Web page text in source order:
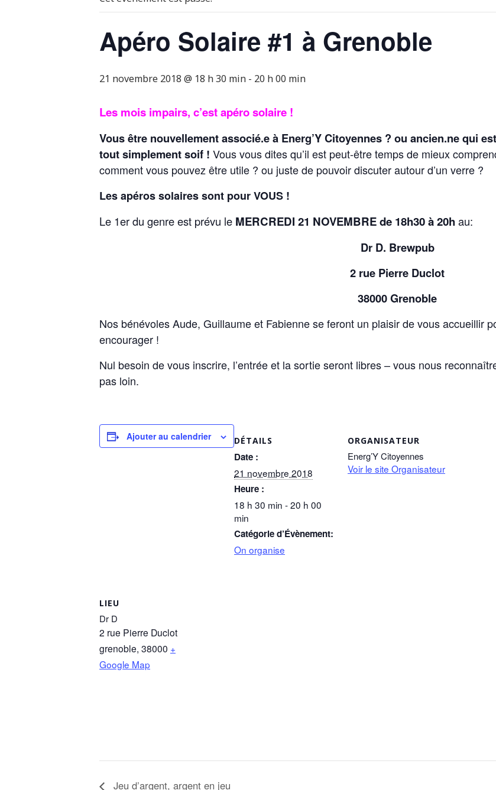
Apéro Solaire #1 à Grenoble
21 novembre 2018 @ 18 h 30 min - 20 h 00 min
Les mois impairs, c’est apéro solaire !
Vous être nouvellement associé.e à Energ’Y Citoyennes ? ou ancien.ne qui
tout simplement soif ! Vous vous dites qu’il est peut-être temps de mieux
comment vous pouvez être utile ? ou juste de pouvoir discuter autour d’un verre ?
Les apéros solaires sont pour VOUS !
Le 1er du genre est prévu le MERCREDI 21 NOVEMBRE de 18h30 à 20hau:
Dr D. Brewpub
2 rue Pierre Duclot
38000 Grenoble
Nos bénévoles Aude, Guillaume et Fabienne se feront un plaisir de vous accueillir
encourager !
Nul besoin de vous inscrire, l’entrée et la sortie seront libres – vous nous
pas loin.
Ajouter au calendrier DÉTAILS
Date :
21 novembre 2018
Heure :
18 h 30 min - 20 h 00
min
Catégorie d’Évènement:
On organise
ORGANISATEUR
Energ’Y Citoyennes
Voir le site Organisateur
LIEU
Dr D
2 rue Pierre Duclot
grenoble, 38000 +
Google Map
Jeu d’argent, argent en jeu